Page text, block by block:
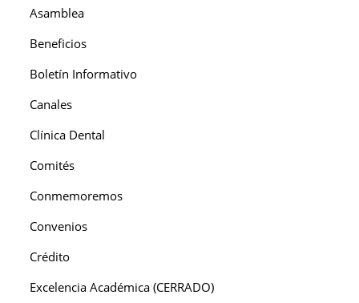
Asamblea
Beneficios
Boletín Informativo
Canales
Clínica Dental
Comités
Conmemoremos
Convenios
Crédito
Excelencia Académica (CERRADO)